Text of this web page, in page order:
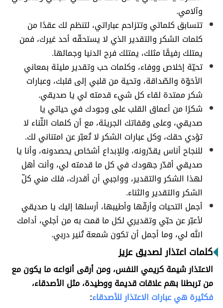
وآلامي.
تتسابق كلماتي وتتزاحم عباراتي، لتنظم لك عقدًا من
كلمات الشكر والتقدير الذي لا يستحقّه أحد غيرك، فمن
يمتلك رفيقًا مثلك، يمتلك فرح الدنيا وجمالها.
تحيّة إخلاص ووفاء، وكلمات حب وتقدير مليئة بمعاني
الأخوّة والصّداقة، وتحية من قلبي إلى قلبك، وعبارات
شكر ممتدة لقاء كل شيء قدمته لي يا صديقي.
شكرًا من أعماق القلب على وجودك في حياتي يا
صديقي، وعلى وقفاتك الجريئة، مع أن كلمات الثّناء لا
تؤدي حقك، وكل عبارات الشكر لا تُعبّر عن امتناني لك.
للنجاح أناس يقدّرونه، وللإبداع أشخاص يحصدونه، وأنا يا
صديقي أقدّر جهودك في كل ما قدمته لي، وأنت أهل
لهذا الشكر والتقدير، وواجبي أن أقدرك، فلك مني كلّ
الشكر والتقدير والثناء.
أجمل التحيات وأرقّها وأطيبها، أرسلها إليك يا صديقي
لأعبّر عن حبّي وتقديري لكل ما قمت به من أجلي، أدامك
الله لي، وما أجمل أن تكون شمعة تُنير دربي.
كلمات اعتذار لصديق عزيز
الاعتذار شيمة كريمي النفس، ومن أرقى أنواعه ما يكون مع
من تربطنا بهم علاقات قديمة ووطيدة، مثل الأصدقاء،
فكثيرة هي عبارات الاعتذار للأصدقاء: